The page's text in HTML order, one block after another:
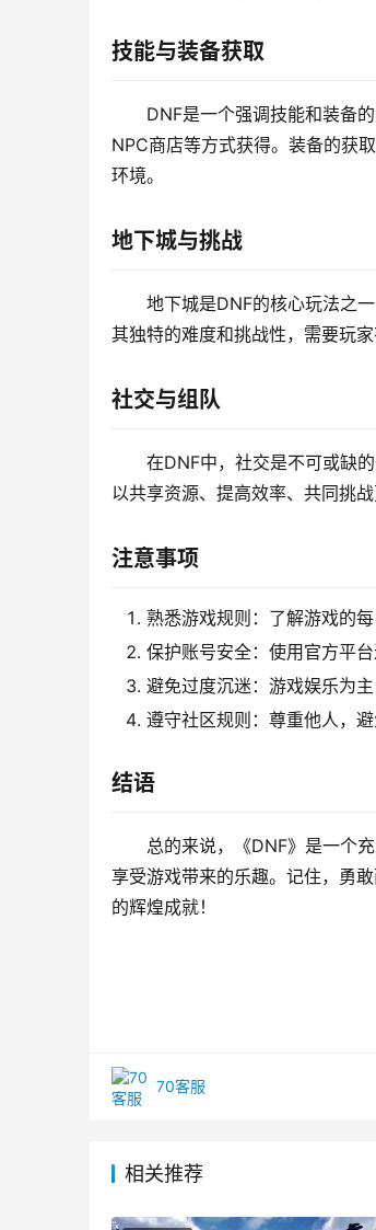
技能与装备获取
DNF是一个强调技能和装备
NPC商店等方式获得。装备的获
环境。
地下城与挑战
地下城是DNF的核心玩法之
其独特的难度和挑战性，需要玩
社交与组队
在DNF中，社交是不可或缺
以共享资源、提高效率、共同挑
注意事项
熟悉游戏规则：了解游戏的
保护账号安全：使用官方平
避免过度沉迷：游戏娱乐为
遵守社区规则：尊重他人，
结语
总的来说，《DNF》是一个
享受游戏带来的乐趣。记住，勇
的辉煌成就！
70客服
相关推荐